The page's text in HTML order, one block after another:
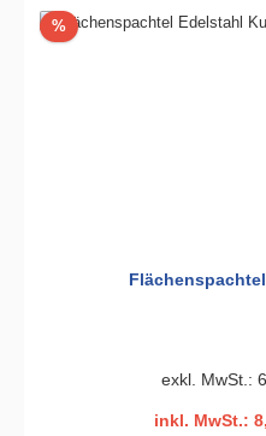
%Rabatt
exkl. MwSt.:
inkl. MwSt.: